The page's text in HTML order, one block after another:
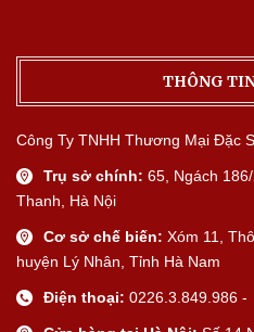
THÔNG
Công Ty TNHH Thương Mại Đặc
Trụ sở chính: 65, Ngách
Thanh, Hà Nội
Cơ sở chế biến: Xóm 11,
huyện Lý Nhân, Tỉnh Hà Nam
Điện thoại: 0226.3.849.986